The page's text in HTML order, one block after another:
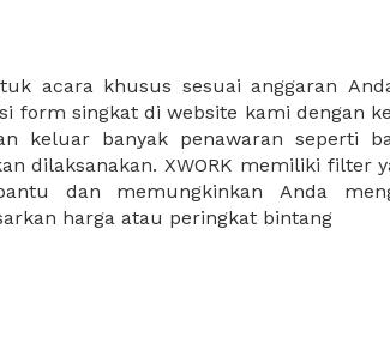
harga atau peringkat bintang